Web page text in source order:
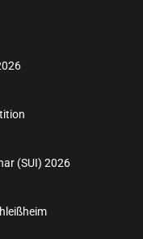
(SUI) 2026